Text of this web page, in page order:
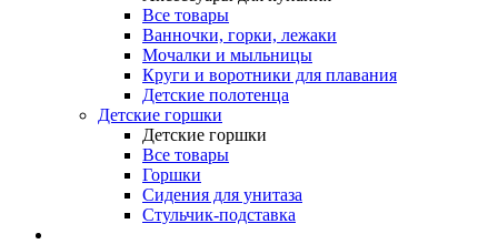
Все товары
Ванночки, горки, лежаки
Мочалки и мыльницы
Круги и воротники для плавания
Детские полотенца
Детские горшки
Детские горшки
Все товары
Горшки
Сидения для унитаза
Стульчик-подставка